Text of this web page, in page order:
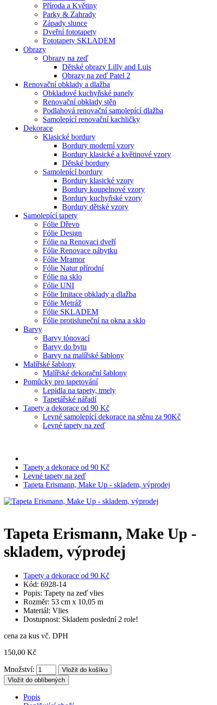
Příroda a Květiny
Parky & Zahrady
Západy slunce
Dveřní fototapety
Fototapety SKLADEM
Obrazy
Obrazy na zeď
Dětské obrazy Lilly and Luis
Obrazy na zeď Patel 2
Renovační obklady a dlažba
Obkladové kuchyňské panely
Renovační obklady stěn
Podlahová renovační samolepící dlažba
Samolepící renovační kachličky
Dekorace
Klasické bordury
Bordury moderní vzory
Bordury klasické a květinové vzory
Dětské bordury
Samolepící bordury
Bordury klasické vzory
Bordury koupelnové vzory
Bordury kuchyňské vzory
Bordury dětské vzory
Samolepící tapety
Fólie Dřevo
Fólie Design
Fólie na Renovaci dveří
Fólie Renovace nábytku
Fólie Mramor
Fólie Natur přírodní
Fólie na sklo
Fólie UNI
Fólie Imitace obklady a dlažba
Fólie Metráž
Fólie SKLADEM
Fólie protisluneční na okna a sklo
Barvy
Barvy tónovací
Barvy do bytu
Barvy na malířské šablony
Malířské šablony
Malířské dekorační šablony
Pomůcky pro tapetování
Lepidla na tapety, tmely
Tapetářské nářadí
Tapety a dekorace od 90 Kč
Levné samolepící dekorace na stěnu za 90Kč
Levné tapety na zeď
Tapety a dekorace od 90 Kč
Levné tapety na zeď
Tapeta Erismann, Make Up - skladem, výprodej
Tapeta Erismann, Make Up -
skladem, výprodej
Tapety a dekorace od 90 Kč
Kód: 6928-14
Popis: Tapety na zeď vlies
Rozměr: 53 cm x 10,05 m
Materiál: Vlies
Dostupnost: Skladem poslední 2 role!
cena za kus vč. DPH
150,00 Kč
Množství:
Vložit do oblíbených
Popis